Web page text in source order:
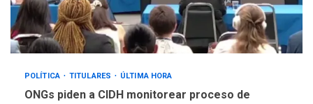
POLÍTICA TITULARES ÚLTIMA HORA
ONGs piden a CIDH monitorear proceso de